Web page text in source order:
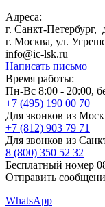
Адреса:
г. Санкт-Петербург,
г. Москва, ул.
info@ic-lsk.ru
Написать письмо
Время работы:
Пн-Вс 8:00 - 20:00,
+7 (495) 190 00 70
Для звонков из
+7 (812) 903 79 71
Для звонков из
8 (800) 350 52 32
Бесплатный номер
Отправить
WhatsApp